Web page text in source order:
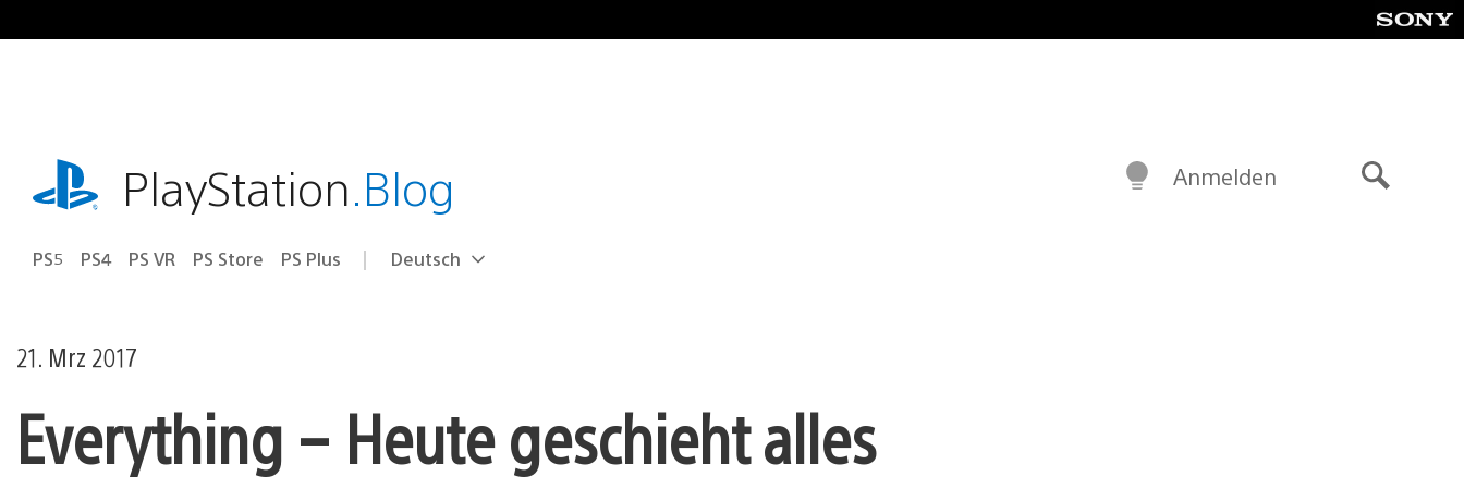
Inhalt
playstation.comPlayStation.Blog
PS5 PS4 PS VR PS Store PS Plus Select
Aktuelle
Deutsch
Anmelden
21. Mrz 2017
Everything – Heute geschieht alles